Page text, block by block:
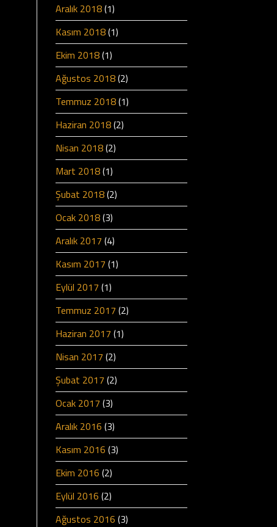
Aralık 2018(1)
Kasım 2018(1)
Ekim 2018(1)
Ağustos 2018(2)
Temmuz 2018(1)
Haziran 2018(2)
Nisan 2018(2)
Mart 2018(1)
Şubat 2018(2)
Ocak 2018(3)
Aralık 2017 (4)
Kasım 2017 (1)
Eylül 2017 (1)
Temmuz 2017 (2)
Haziran 2017 (1)
Nisan 2017 (2)
Şubat 2017 (2)
Ocak 2017 (3)
Aralık 2016 (3)
Kasım 2016 (3)
Ekim 2016 (2)
Eylül 2016 (2)
Ağustos 2016 (3)